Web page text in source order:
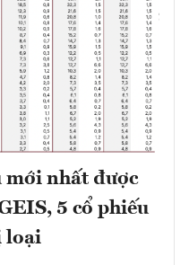
mới nhất được
5 cổ phiếu
loại